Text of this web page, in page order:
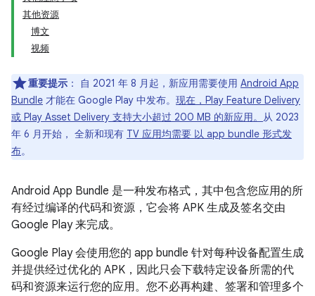
其他资源
博文
视频
重要提示 ： 自 2021 年 8 月起，新应用需要使用 Android App
Bundle 才能在 Google Play 中发布。 现在，Play Feature Delivery
或 Play Asset Delivery 支持大小超过 200 MB 的新应用。 从 2023
年 6 月开始， 全新和现有 TV 应用均需要 以 app bundle 形式发
布。
Android App Bundle 是一种发布格式，其中包含您应用的所
有经过编译的代码和资源，它会将 APK 生成及签名交由
Google Play 来完成。
Google Play 会使用您的 app bundle 针对每种设备配置生成
并提供经过优化的 APK，因此只会下载特定设备所需的代
码和资源来运行您的应用。您不必再构建、签署和管理多个